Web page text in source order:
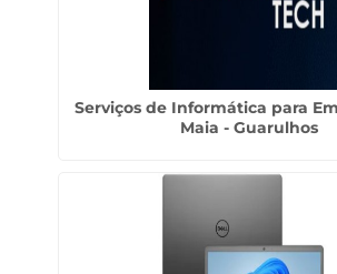
Serviços de Informática para
Maia - Guarulhos